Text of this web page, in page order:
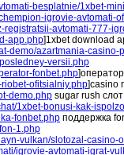
besplatnie/1xbet-
igrovie-avtomati-
avtomati-777-
app.php]1xbet download
demo/azartmania-casino-
versii.php
fonbet.php
ofitsialniy.php]casino
demo.php sugar rush
1xbet-bonusi-kak-
fonbet.php поддержка
1.php
vulkan/slotozal-casino-
igrovie-avtomati-igrat-